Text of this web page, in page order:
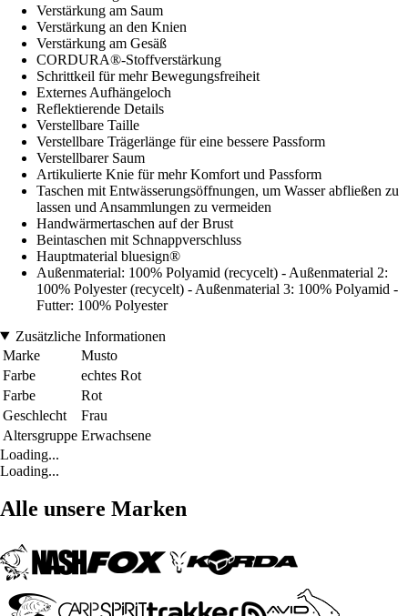
Verstärkung am Saum
Verstärkung an den Knien
Verstärkung am Gesäß
CORDURA®-Stoffverstärkung
Schrittkeil für mehr Bewegungsfreiheit
Externes Aufhängeloch
Reflektierende Details
Verstellbare Taille
Verstellbare Trägerlänge für eine bessere Passform
Verstellbarer Saum
Artikulierte Knie für mehr Komfort und Passform
Taschen mit Entwässerungsöffnungen, um Wasser abfließen zu
lassen und Ansammlungen zu vermeiden
Handwärmertaschen auf der Brust
Beintaschen mit Schnappverschluss
Hauptmaterial bluesign®
Außenmaterial: 100% Polyamid (recycelt) - Außenmaterial 2:
100% Polyester (recycelt) - Außenmaterial 3: 100% Polyamid -
Futter: 100% Polyester
Zusätzliche Informationen
Marke
Musto
Farbe
echtes Rot
Farbe
Rot
Geschlecht
Frau
Altersgruppe Erwachsene
Loading...
Loading...
Alle unsere Marken